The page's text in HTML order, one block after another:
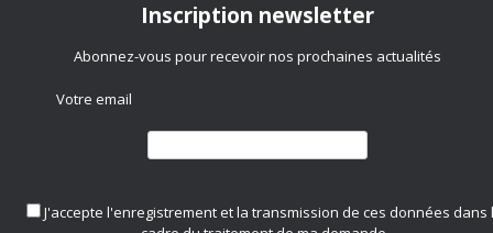
Inscription newsletter
Abonnez-vous pour recevoir nos prochaines actualités
Votre email
J'accepte l'enregistrement et la transmission de ces données dans